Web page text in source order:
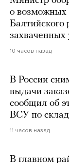
о возможных
захваченных
10 часов назад
В России
выдачи
сообщил об
ВСУ по
11 часов назад
В главном